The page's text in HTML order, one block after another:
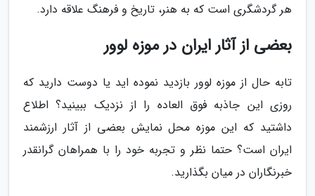
هر گردشگری است که به هنر، تاریخ و فرهنگ علاقه دارد.
بعضی از آثار ایران در موزه لوور
تابه حال از موزه لوور بازدید نموده اید یا دوست دارید که
روزی این جاذبه فوق العاده را از نزدیک ببینید؟ اطلاع
داشتید که این موزه محل نمایش بعضی از آثار ارزشمند
ایران است؟ حتما نظر و تجربه خود را با همراهان گرانقدر
خبرنگاران در میان بگذارید.